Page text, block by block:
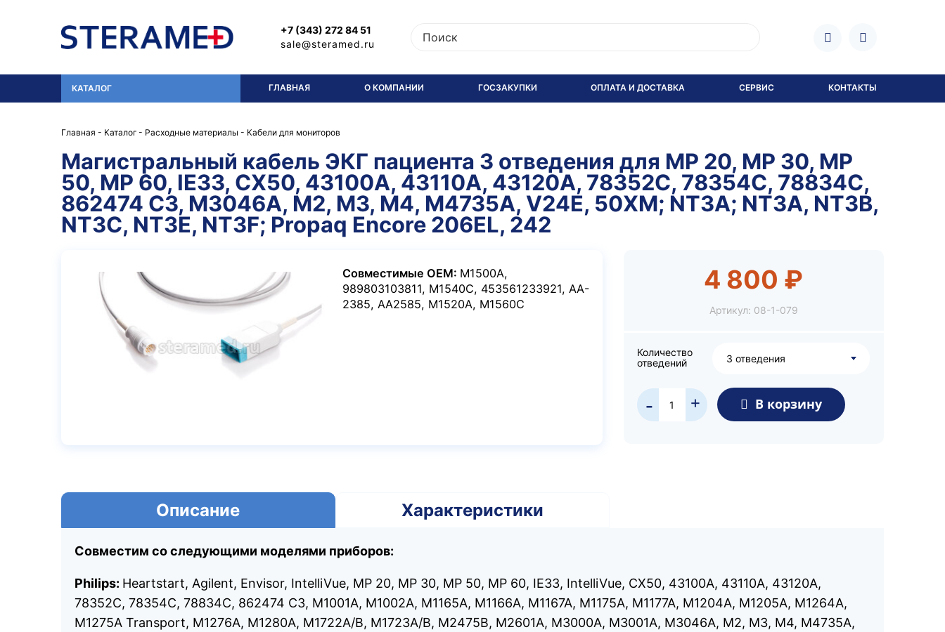
Перейти к основному содержанию
+7 (343) 272 84 51
sale@steramed.ru
КАТАЛОГ ГЛАВНАЯ О КОМПАНИИ ГОСЗАКУПКИ ОПЛАТА И ДОСТАВКА СЕРВИС КОНТАКТЫ
Главная - Каталог - Расходные материалы - Кабели для мониторов
Магистральный кабель ЭКГ пациента 3 отведения для MP 20, MP 30, MP
50, MP 60, IE33, CX50, 43100A, 43110A, 43120A, 78352C, 78354C, 78834C,
862474 C3, М3046А, M2, M3, M4, M4735A, V24E, 50XM; NT3A; NT3A, NT3B,
NT3C, NT3E, NT3F; Propaq Encore 206EL, 242
Совместимые ОЕМ: M1500A,
989803103811, M1540C, 453561233921, AA-
2385, AA2585, M1520A, M1560C
4 800 ₽
Артикул: 08-1-079
Количество
отведений
3 отведения
- + В корзину
Описание Характеристики
Совместим со следующими моделями приборов:
Philips: Heartstart, Agilent, Envisor, IntelliVue, MP 20, MP 30, MP 50, MP 60, IE33, IntelliVue, CX50, 43100A, 43110A, 43120A,
78352C, 78354C, 78834C, 862474 C3, M1001A, M1002A, M1165A, M1166A, M1167A, M1175A, M1177A, M1204A, M1205A, M1264A,
M1275A Transport, M1276A, M1280A, M1722A/B, M1723A/B, M2475B, M2601A, M3000A, M3001A, М3046А, M2, M3, M4, M4735A,